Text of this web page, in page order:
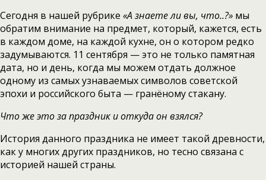
Сегодня в нашей рубрике «А знаете ли вы, что..?» мы
обратим внимание на предмет, который, кажется, есть
в каждом доме, на каждой кухне, он о котором редко
задумываются. 11 сентября — это не только памятная
дата, но и день, когда мы можем отдать должное
одному из самых узнаваемых символов советской
эпохи и российского быта — гранёному стакану.
Что же это за праздник и откуда он взялся?
История данного праздника не имеет такой древности,
как у многих других праздников, но тесно связана с
историей нашей страны.